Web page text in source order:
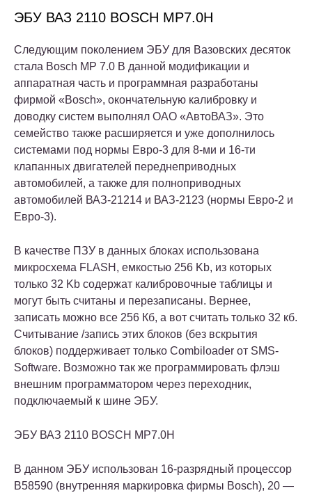
ЭБУ ВАЗ 2110 BOSCH MP7.0H
Следующим поколением ЭБУ для Вазовских десяток
стала Bosch MP 7.0 В данной модификации и
аппаратная часть и программная разработаны
фирмой «Bosch», окончательную калибровку и
доводку систем выполнял ОАО «АвтоВАЗ». Это
семейство также расширяется и уже дополнилось
системами под нормы Евро-3 для 8-ми и 16-ти
клапанных двигателей переднеприводных
автомобилей, а также для полноприводных
автомобилей ВАЗ-21214 и ВАЗ-2123 (нормы Евро-2 и
Евро-3).
В качестве ПЗУ в данных блоках использована
микросхема FLASH, емкостью 256 Kb, из которых
только 32 Kb содержат калибровочные таблицы и
могут быть считаны и перезаписаны. Вернее,
записать можно все 256 Кб, а вот считать только 32 кб.
Считывание /запись этих блоков (без вскрытия
блоков) поддерживает только Combiloader от SMS-
Software. Возможно так же программировать флэш
внешним программатором через переходник,
подключаемый к шине ЭБУ.
ЭБУ ВАЗ 2110 BOSCH MP7.0H
В данном ЭБУ использован 16-разрядный процессор
B58590 (внутренняя маркировка фирмы Bosch), 20 —